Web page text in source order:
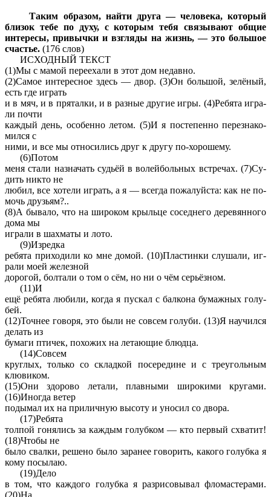
Таким образом, найти друга — человека, который
близок тебе по духу, с которым тебя связывают общие
интересы, привычки и взгляды на жизнь, — это большое
счастье. (176 слов)
ИСХОДНЫЙ ТЕКСТ
(1)Мы с мамой пе­ре­еха­ли в этот дом не­дав­но.
(2)Самое ин­те­рес­ное здесь — двор. (3)Он боль­шой, зелёный,
есть где иг­рать
и в мяч, и в пря­тал­ки, и в раз­ные дру­гие игры. (4)Ре­бя­та иг­ра­
ли почти
каж­дый день, осо­бен­но летом. (5)И я по­сте­пен­но пе­ре­зна­ко­
мил­ся с
ними, и все мы от­но­си­лись друг к другу по-хо­ро­ше­му.
(6)Потом
меня стали на­зна­чать судьёй в во­лей­боль­ных встре­чах. (7)Су­
дить никто не
любил, все хо­те­ли иг­рать, а я — все­гда по­жа­луй­ста: как не по­
мочь дру­зьям?..
(8)А бы­ва­ло, что на ши­ро­ком крыль­це со­сед­не­го де­ре­вян­но­го
дома мы
иг­ра­ли в шах­ма­ты и лото.
(9)Из­ред­ка
ре­бя­та при­хо­ди­ли ко мне домой. (10)Пла­стин­ки слу­ша­ли, иг­
ра­ли моей же­лез­ной
до­ро­гой, бол­та­ли о том о сём, но ни о чём серьёзном.
(11)И
ещё ре­бя­та лю­би­ли, когда я пус­кал с бал­ко­на бу­маж­ных го­лу­
бей.
(12)Точ­нее го­во­ря, это были не со­всем го­лу­би. (13)Я на­учил­ся
де­лать из
бу­ма­ги пти­чек, по­хо­жих на ле­та­ю­щие блюд­ца.
(14)Со­всем
круг­лых, толь­ко со склад­кой по­се­ре­ди­не и с тре­уголь­ным
клю­ви­ком.
(15)Они здо­ро­во ле­та­ли, плав­ны­ми ши­ро­ки­ми кру­га­ми.
(16)Ино­гда ветер
поды­мал их на при­лич­ную вы­со­ту и уно­сил со двора.
(17)Ре­бя­та
тол­пой го­ня­лись за каж­дым го­луб­ком — кто пер­вый схва­тит!
(18)Чтобы не
было свал­ки, ре­ше­но было за­ра­нее го­во­рить, ка­ко­го го­луб­ка я
кому по­сы­лаю.
(19)Дело
в том, что каж­до­го го­луб­ка я раз­ри­со­вы­вал фло­ма­сте­ра­ми.
(20)На